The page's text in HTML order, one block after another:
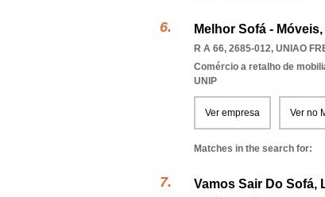
Melhor Sofá -
R A 66, 2685-012, UNIAO
Comércio a retalho de
UNIP
Ver empresa Ver no
Matches in the search for:
Vamos Sair Do Sofá,